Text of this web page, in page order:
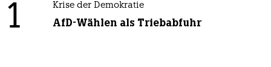
1 Krise der Demokratie
AfD-Wählen als Triebabfuhr